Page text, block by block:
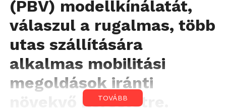
(PBV) modellkínálatát,
válaszul a rugalmas, több
utas szállítására
alkalmas mobilitási
megoldások iránti
növekvő keresletre.
TOVÁBB